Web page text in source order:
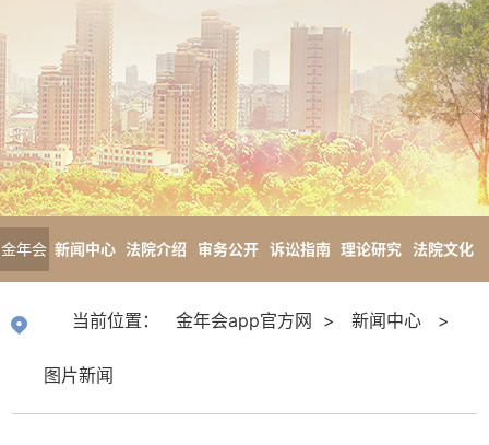
金年会
方网
新闻中心 法院介绍 审务公开 诉讼指南 理论研究 法院文化
当前位置： 金年会app官方网 > 新闻中心 >
图片新闻